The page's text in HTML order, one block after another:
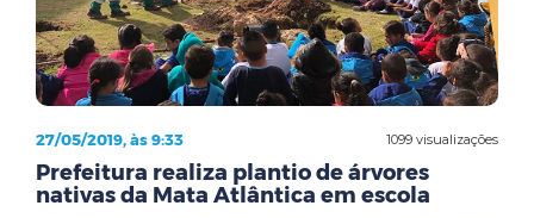
1099 visualizações
27/05/2019, às 9:33
Prefeitura realiza plantio de árvores
nativas da Mata Atlântica em escola